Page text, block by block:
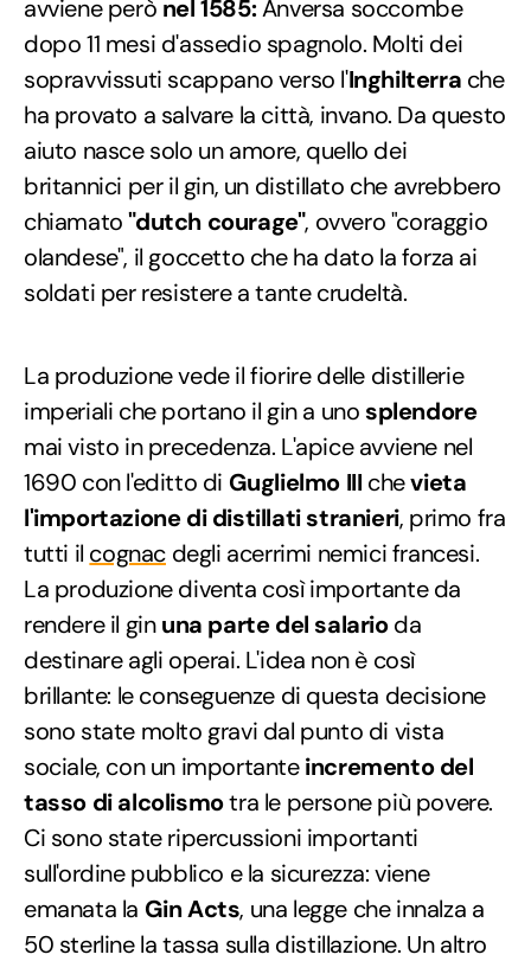
avviene però nel 1585:Anversa soccombe
dopo 11 mesi d'assedio spagnolo. Molti dei
sopravvissuti scappano verso l'Inghilterra che
ha provato a salvare la città, invano. Da questo
aiuto nasce solo un amore, quello dei
britannici per il gin, un distillato che avrebbero
chiamato"dutch courage", ovvero "coraggio
olandese", il goccetto che ha dato la forza ai
soldati per resistere a tante crudeltà.
La produzione vede il fiorire delle distillerie
imperiali che portano il gin a uno splendore
mai visto in precedenza. L'apice avviene nel
1690 con l'editto di Guglielmo III chevieta
l'importazione di distillati stranieri, primo fra
tutti il cognac degli acerrimi nemici francesi.
La produzione diventa così importante da
rendere il ginuna parte del salarioda
destinare agli operai. L'idea non è così
brillante: le conseguenze di questa decisione
sono state molto gravi dal punto di vista
sociale, con un importanteincremento del
tasso di alcolismotra le persone più povere.
Ci sono state ripercussioni importanti
sull'ordine pubblico e la sicurezza: viene
emanata la Gin Acts, una legge che innalza a
50 sterline la tassa sulla distillazione. Un altro